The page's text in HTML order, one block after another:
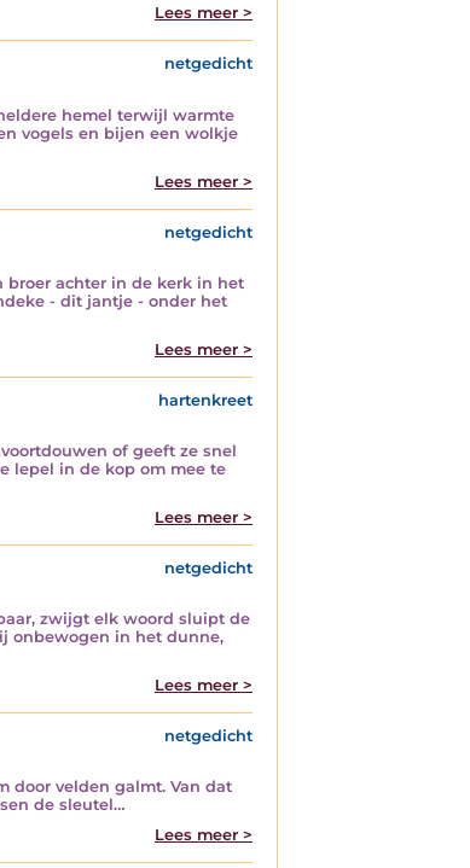
Lees meer >
netgedicht
hemel terwijl warmte
vogels en bijen een wolkje
Lees meer >
netgedicht
achter in de kerk in het
- dit jantje - onder het
Lees meer >
hartenkreet
of geeft ze snel
lepel in de kop om mee te
Lees meer >
netgedicht
zwijgt elk woord sluipt de
onbewogen in het dunne,
Lees meer >
netgedicht
door velden galmt. Van dat
de sleutel…
Lees meer >